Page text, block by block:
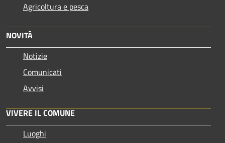
Agricoltura e pesca
NOVITÀ
Notizie
Comunicati
Avvisi
VIVERE IL COMUNE
Luoghi